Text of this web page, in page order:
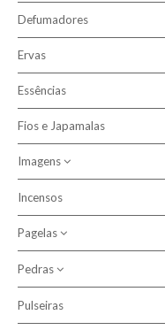
Defumadores
Ervas
Essências
Fios e Japamalas
Imagens
Católicas
Outras
Incensos
Pagelas
Anjo do Signo
Santos
Pedras
Outros
Pulseiras